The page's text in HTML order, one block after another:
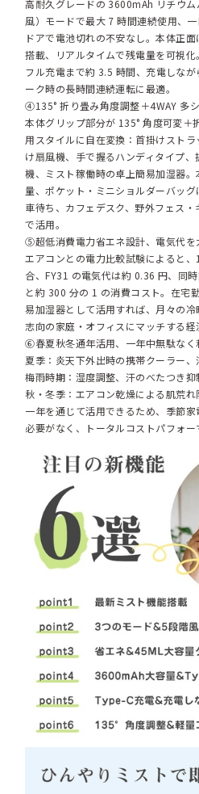
高耐久グレードの 3600mAh リチウ
風）モードで最大 7 時間連続使用、
ドアで電池切れの不安なし。本体正
搭載、リアルタイムで残電量を可視化
フル充電まで約 3.5 時間、充電しな
ーク時の長時間連続運転に最適。
④135° 折り畳み角度調整＋4WAY 多
本体グリップ部分が 135° 角度可変＋
用スタイルに自在変換：首掛けスト
け扇風機、手で握るハンディタイプ
機、ミスト稼働時の卓上簡易加湿器
量、ポケット・ミニショルダーバッ
車待ち、カフェデスク、野外フェス
で活用。
⑤超低消費電力省エネ設計、電気代を
エアコンとの電力比較試験によると
合、FY31 の電気代は約 0.36 円、同
と約 300 分の 1 の消費コスト。在宅
易加湿器として活用すれば、月々の
志向の家庭・オフィスにマッチする経
⑥春夏秋冬通年活用、一年中無駄なく
夏季：炎天下外出時の携帯クーラー
梅雨時期：湿度調整、汗のべたつき抑
秋・冬季：エアコン乾燥による肌荒
一年を通じて活用できるため、季節
必要がなく、トータルコストパフォー